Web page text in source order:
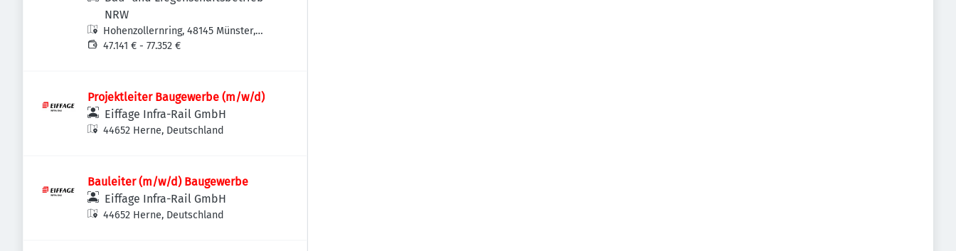
Gebäudeausrüstung als
Projektteammitglied
NRW
Hohenzollernring, 48145 Münster,
Deutschland
47.141 € - 77.352 €
Projektleiter Baugewerbe (m/w/d)
Eiffage Infra-Rail GmbH
44652 Herne, Deutschland
Bauleiter (m/w/d) Baugewerbe
Eiffage Infra-Rail GmbH
44652 Herne, Deutschland